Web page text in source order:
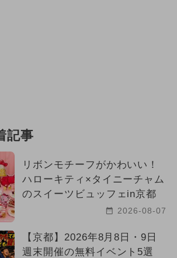
記事
リボンモチーフがかわいい！
ハローキティ×タイニーチャム
のスイーツビュッフェin京都
2026-08-07
【京都】2026年8月8日・9日
週末開催の無料イベント5選